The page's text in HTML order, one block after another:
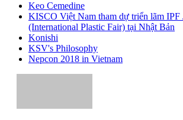
Keo Cemedine
KISCO Việt Nam tham dự triển lãm IPF
(International Plastic Fair) tại Nhật Bản
Konishi
KSV's Philosophy
Nepcon 2018 in Vietnam